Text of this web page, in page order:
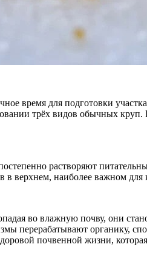
время для подготовки
трёх видов обычных
растворяют
в верхнем, наиболее важном
во влажную почву, они
перерабатывают органику,
почвенной жизни,